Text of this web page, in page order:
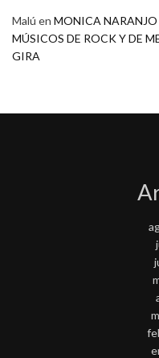
Malú en MONICA NARANJO
MÚSICOS DE ROCK Y DE
GIRA